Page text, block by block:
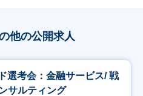
他の公開求人
選考会：金融サービス/ 戦
サルティング